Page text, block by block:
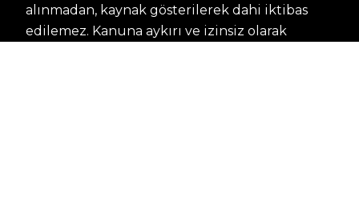
alınmadan, kaynak gösterilerek dahi iktibas
edilemez. Kanuna aykırı ve izinsiz olarak